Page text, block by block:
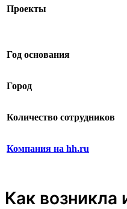
Проекты
Год основания
Город
Количество сотрудников
Компания на hh.ru
Как возникла